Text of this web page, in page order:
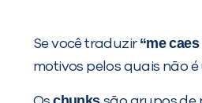
Se você traduzir“me
motivos pelos quais não